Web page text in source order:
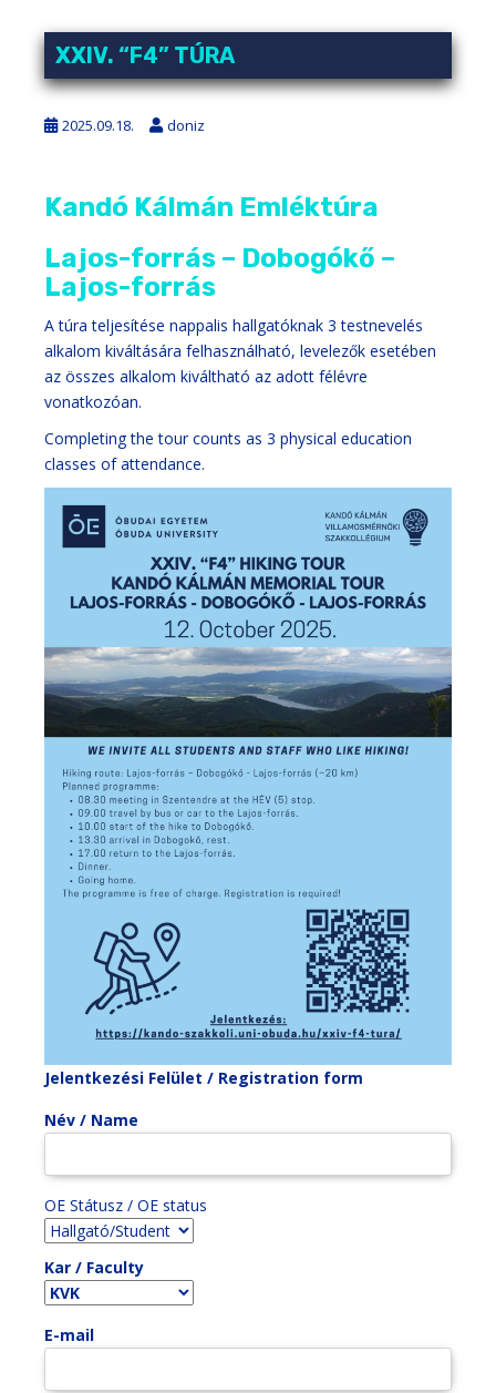
XXIV. “F4” TÚRA
2025.09.18. doniz
Kandó Kálmán Emléktúra
Lajos-forrás – Dobogókő –
Lajos-forrás
A túra teljesítése nappalis hallgatóknak 3 testnevelés
alkalom kiváltására felhasználható, levelezők esetében
az összes alkalom kiváltható az adott félévre
vonatkozóan.
Completing the tour counts as 3 physical education
classes of attendance.
Jelentkezési Felület / Registration form
Név / Name
OE Státusz / OE status
Kar / Faculty
E-mail